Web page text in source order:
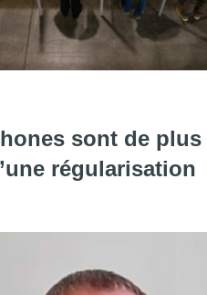
sont de plus
régularisation